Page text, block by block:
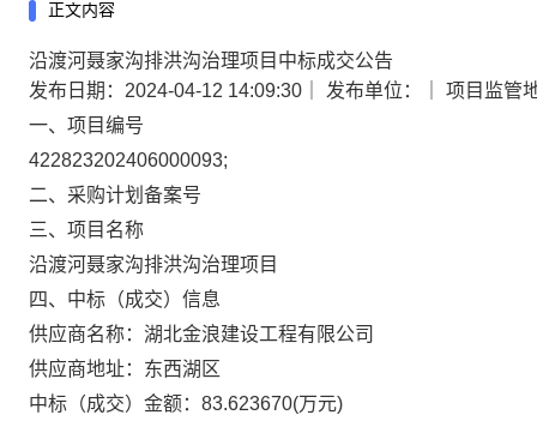
正文内容
沿渡河聂家沟排洪沟治理项目中标成交公告
发布日期：2024-04-12 14:09:30
发布单位：
项目监管
一、项目编号
422823202406000093;
二、采购计划备案号
三、项目名称
沿渡河聂家沟排洪沟治理项目
四、中标（成交）信息
供应商名称： 湖北金浪建设工程有限公司
供应商地址： 东西湖区
中标（成交）金额： 83.623670(万元)